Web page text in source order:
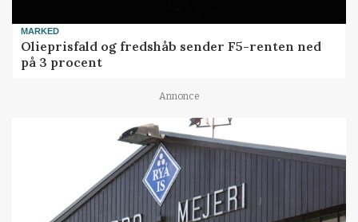
MARKED
Olieprisfald og fredshåb sender F5-renten ned
på 3 procent
Annonce